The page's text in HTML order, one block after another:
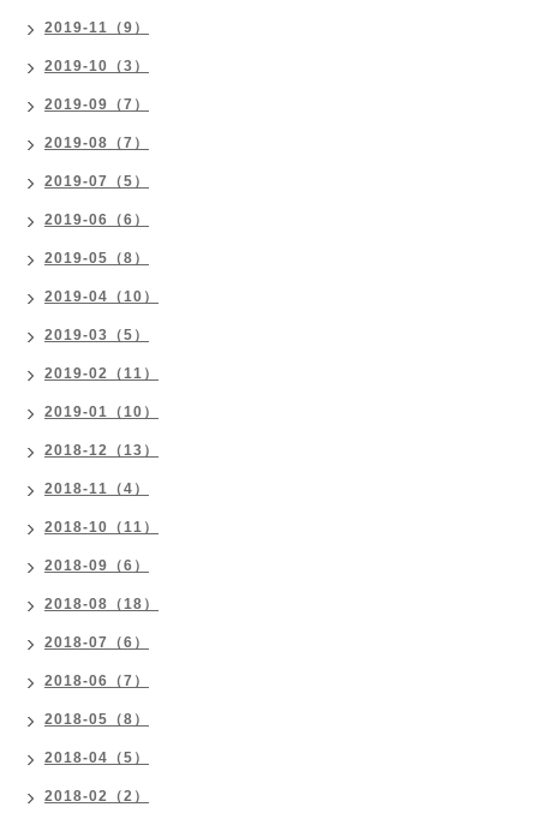
2019-11（9）
2019-10（3）
2019-09（7）
2019-08（7）
2019-07（5）
2019-06（6）
2019-05（8）
2019-04（10）
2019-03（5）
2019-02（11）
2019-01（10）
2018-12（13）
2018-11（4）
2018-10（11）
2018-09（6）
2018-08（18）
2018-07（6）
2018-06（7）
2018-05（8）
2018-04（5）
2018-02（2）